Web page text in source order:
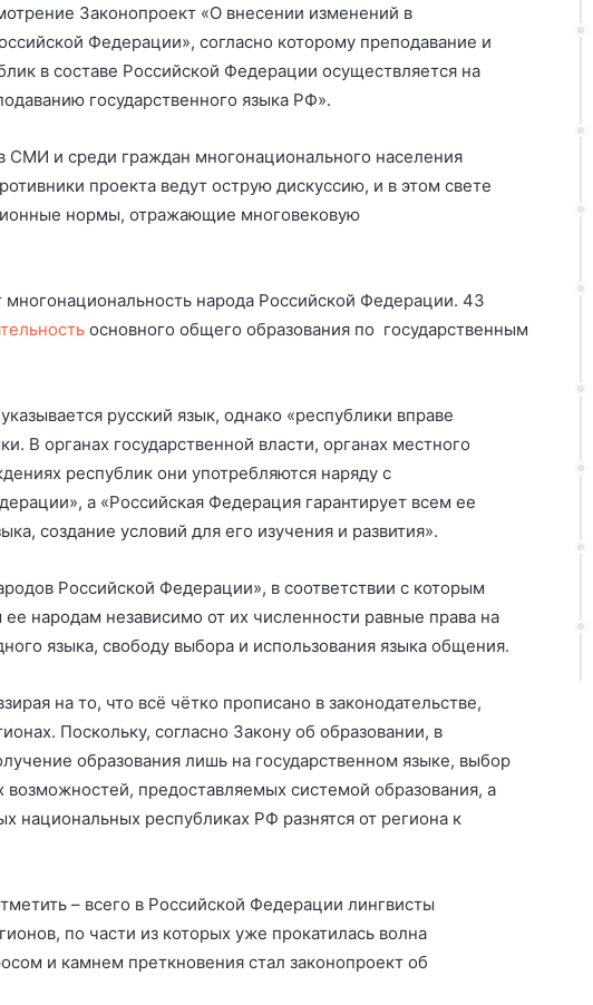
Законопроект «О внесении изменений в
Федерации», согласно которому преподавание и
в составе Российской Федерации осуществляется на
государственного языка РФ».
СМИ и среди граждан многонационального населения
проекта ведут острую дискуссию, и в этом свете
нормы, отражающие многовековую
народа Российской Федерации. 43
основного общего образования по государственным
русский язык, однако «республики вправе
В органах государственной власти, органах местного
республик они употребляются наряду с
а «Российская Федерация гарантирует всем ее
создание условий для его изучения и развития».
Российской Федерации», в соответствии с которым
народам независимо от их численности равные права на
языка, свободу выбора и использования языка общения.
на то, что всё чётко прописано в законодательстве,
Поскольку, согласно Закону об образовании, в
образования лишь на государственном языке, выбор
возможностей, предоставляемых системой образования, а
национальных республиках РФ разнятся от региона к
– всего в Российской Федерации лингвисты
по части из которых уже прокатилась волна
и камнем преткновения стал законопроект об